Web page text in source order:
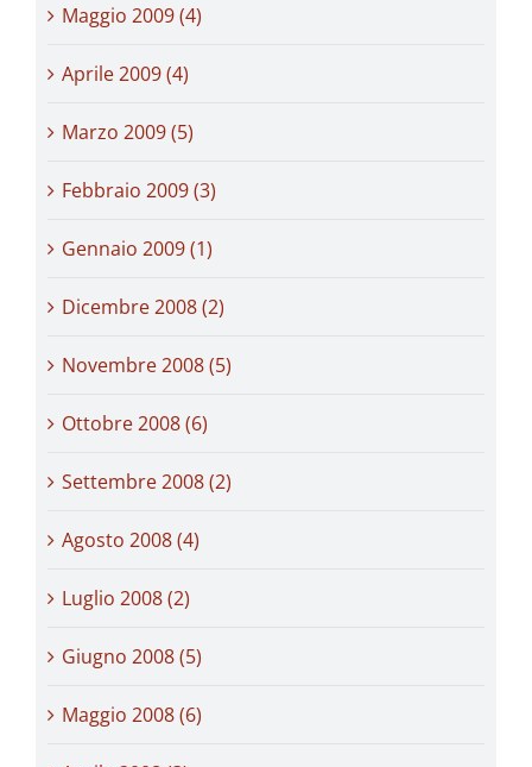
Maggio 2009 (4)
Aprile 2009 (4)
Marzo 2009 (5)
Febbraio 2009 (3)
Gennaio 2009 (1)
Dicembre 2008 (2)
Novembre 2008 (5)
Ottobre 2008 (6)
Settembre 2008 (2)
Agosto 2008 (4)
Luglio 2008 (2)
Giugno 2008 (5)
Maggio 2008 (6)